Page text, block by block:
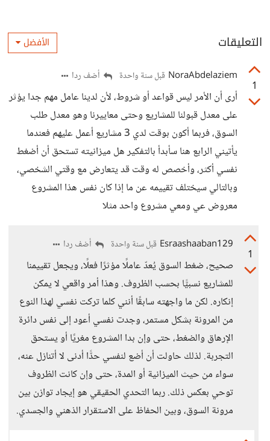
التعليقات الأفضل
1
NoraAbdelaziem قبل سنة واحدة أضف ردا
أرى أن الأمر ليس قواعد أو شروط، لأن لدينا عامل مهم جدا يؤثر
على معدل قبولنا للمشاريع وحتى معاييرنا وهو معدل طلب
السوق، فربما أكون بوقت لدي 3 مشاريع أعمل عليهم فعندما
يأتيني الرابع هنا سأبدأ بالتفكير هل ميزانيته تستحق أن أضغط
نفسي أكثر، وأخصص له وقت قد يتعارض مع وقتي الشخصي،
وبالتالي سيختلف تقييمه عن ما إذا كان نفس هذا المشروع
معروض عي ومعي مشروع واحد مثلا
1
Esraashaaban129 قبل سنة واحدة أضف ردا
صحيح، ضغط السوق يُعدّ عاملًا مؤثرًا فعلًا، ويجعل تقييمنا
للمشاريع نسبيًّا بحسب الظروف. وهذا أمر واقعي لا يمكن
إنكاره. لكن ما واجهته سابقًا أنني كلما تركت نفسي لهذا النوع
من المرونة بشكل مستمر، وجدت نفسي أعود إلى نفس دائرة
الإرهاق والضغط، حتى وإن بدا المشروع مغريًا أو يستحق
التجربة. لذلك حاولت أن أضع لنفسي حدًّا أدنى لا أتنازل عنه،
سواء من حيث الميزانية أو المدة، حتى وإن كانت الظروف
توحي بعكس ذلك. ربما التحدي الحقيقي هو إيجاد توازن بين
مرونة السوق، وبين الحفاظ على الاستقرار الذهني والجسدي.